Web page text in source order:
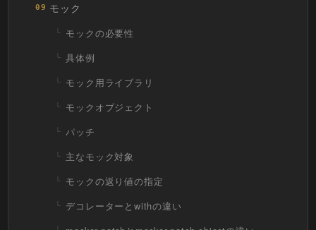
09 モック
モックの必要性
具体例
モック用ライブラリ
モックオブジェクト
パッチ
主なモック対象
モックの返り値の指定
デコレーターとwithの違い